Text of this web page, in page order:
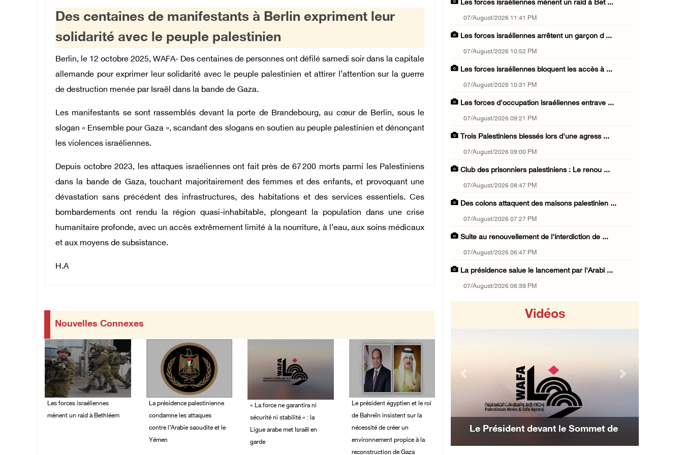
Des centaines de manifestants à Berlin expriment leur
solidarité avec le peuple palestinien
Berlin, le 12 octobre 2025, WAFA- Des centaines de personnes ont défilé samedi soir dans la capitale
allemande pour exprimer leur solidarité avec le peuple palestinien et attirer l’attention sur la guerre
de destruction menée par Israël dans la bande de Gaza.
Les manifestants se sont rassemblés devant la porte de Brandebourg, au cœur de Berlin, sous le
slogan « Ensemble pour Gaza », scandant des slogans en soutien au peuple palestinien et dénonçant
les violences israéliennes.
Depuis octobre 2023, les attaques israéliennes ont fait près de 67 200 morts parmi les Palestiniens
dans la bande de Gaza, touchant majoritairement des femmes et des enfants, et provoquant une
dévastation sans précédent des infrastructures, des habitations et des services essentiels. Ces
bombardements ont rendu la région quasi-inhabitable, plongeant la population dans une crise
humanitaire profonde, avec un accès extrêmement limité à la nourriture, à l’eau, aux soins médicaux
et aux moyens de subsistance.
H.A
Nouvelles Connexes
Les forces israéliennes
mènent un raid à Bethléem
La présidence palestinienne
condamne les attaques
contre l’Arabie saoudite et le
Yémen
« La force ne garantira ni
sécurité ni stabilité » : la
Ligue arabe met Israël en
garde
Le président égyptien et le roi
de Bahreïn insistent sur la
nécessité de créer un
environnement propice à la
reconstruction de Gaza
Les forces israéliennes mènent un raid à Bet ...
07/August/2026 11:41 PM
Les forces israéliennes arrêtent un garçon d ...
07/August/2026 10:52 PM
Les forces israéliennes bloquent les accès à ...
07/August/2026 10:31 PM
Les forces d'occupation israéliennes entrave ...
07/August/2026 09:21 PM
Trois Palestiniens blessés lors d'une agress ...
07/August/2026 09:00 PM
Club des prisonniers palestiniens : Le renou ...
07/August/2026 08:47 PM
Des colons attaquent des maisons palestinien ...
07/August/2026 07:27 PM
Suite au renouvellement de l'interdiction de ...
07/August/2026 06:47 PM
La présidence salue le lancement par l'Arabi ...
07/August/2026 06:39 PM
07/August/2026 06:14 PM
Environ 70 000 fidèles ont accompli la prièr ...
07/August/2026 02:45 PM
La présidence palestinienne condamne les att ...
Vidéos
Le Président devant le Sommet de
Previous Next